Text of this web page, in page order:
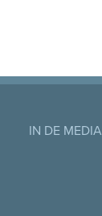
IN DE MEDIA